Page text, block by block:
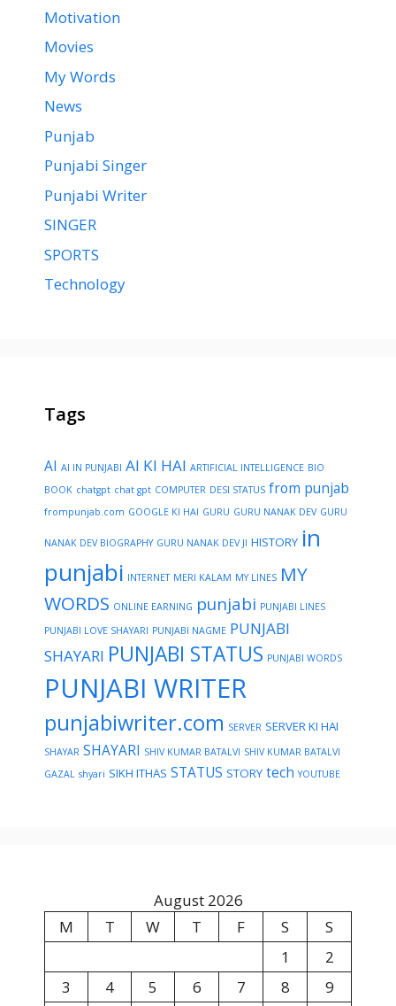
Motivation
Movies
My Words
News
Punjab
Punjabi Singer
Punjabi Writer
SINGER
SPORTS
Technology
Tags
AI AI IN PUNJABI AI KI HAI ARTIFICIAL INTELLIGENCE BIO
BOOK chatgpt chat gpt COMPUTER DESI STATUS from punjab
frompunjab.com GOOGLE KI HAI GURU GURU NANAK DEV GURU
NANAK DEV BIOGRAPHY GURU NANAK DEV JI HISTORY in
punjabi INTERNET MERI KALAM MY LINES MY
WORDS ONLINE EARNING punjabi PUNJABI LINES
PUNJABI LOVE SHAYARI PUNJABI NAGME PUNJABI
SHAYARI PUNJABI STATUS PUNJABI WORDS
PUNJABI WRITER
punjabiwriter.com SERVER SERVER KI HAI
SHAYAR SHAYARI SHIV KUMAR BATALVI SHIV KUMAR BATALVI
GAZAL shyari SIKH ITHAS STATUS STORY tech YOUTUBE
August 2026
M
T W T F S
S
1
2
3
4 5 6 7 8
9